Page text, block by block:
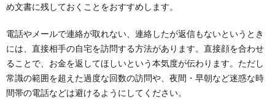
め文書に残しておくことをおすすめします。
電話やメールで連絡が取れない、連絡したが返信もないというとき
には、直接相手の自宅を訪問する方法があります。直接顔を合わせ
ることで、お金を返してほしいという本気度が伝わります。ただし
常識の範囲を超えた過度な回数の訪問や、夜間・早朝など迷惑な時
間帯の電話などは避けるようにしてください。